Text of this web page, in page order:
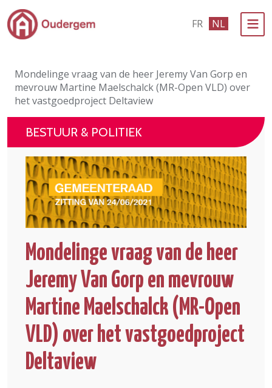
Ga naar de hoofdinhoud FR NL
Evenementen & Verenigingen
eLoket
Leven in Oudergem
In 1 klik
Mondelinge vraag van de heer Jeremy Van Gorp en
mevrouw Martine Maelschalck (MR-Open VLD) over
het vastgoedproject Deltaview
BESTUUR & POLITIEK
Mondelinge vraag van de heer
Jeremy Van Gorp en mevrouw
Martine Maelschalck (MR-Open
VLD) over het vastgoedproject
Deltaview